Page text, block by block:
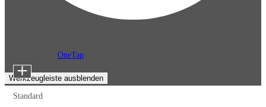
OneTap
Werkzeugleiste ausblenden
Standard